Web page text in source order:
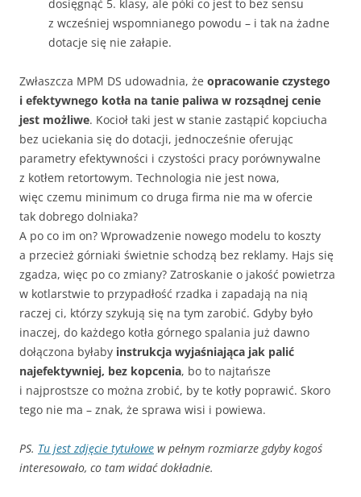
dosięgnąć 5. klasy, ale póki co jest to bez sensu
z wcześniej wspomnianego powodu – i tak na żadne
dotacje się nie załapie.
Zwłaszcza MPM DS udowadnia, że opracowanie czystego
i efektywnego kotła na tanie paliwa w rozsądnej cenie
jest możliwe. Kocioł taki jest w stanie zastąpić kopciucha
bez uciekania się do dotacji, jednocześnie oferując
parametry efektywności i czystości pracy porównywalne
z kotłem retortowym. Technologia nie jest nowa,
więc czemu minimum co druga firma nie ma w ofercie
tak dobrego dolniaka?
A po co im on? Wprowadzenie nowego modelu to koszty
a przecież górniaki świetnie schodzą bez reklamy. Hajs się
zgadza, więc po co zmiany? Zatroskanie o jakość powietrza
w kotlarstwie to przypadłość rzadka i zapadają na nią
raczej ci, którzy szykują się na tym zarobić. Gdyby było
inaczej, do każdego kotła górnego spalania już dawno
dołączona byłaby instrukcja wyjaśniająca jak palić
najefektywniej, bez kopcenia, bo to najtańsze
i najprostsze co można zrobić, by te kotły poprawić. Skoro
tego nie ma – znak, że sprawa wisi i powiewa.
PS. Tu jest zdjęcie tytułowe w pełnym rozmiarze gdyby kogoś
interesowało, co tam widać dokładnie.